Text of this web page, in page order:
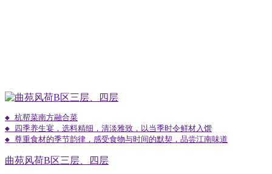
◆ 杭帮菜南方融合菜
◆ 四季养生宴，选料精细，清淡雅致，以当季时令鲜材入馔
曲苑风荷B区三层、四层